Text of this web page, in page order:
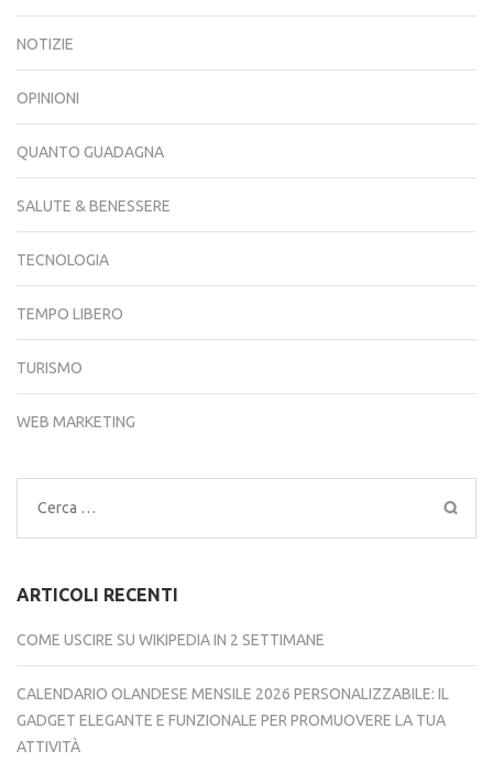
NOTIZIE
OPINIONI
QUANTO GUADAGNA
SALUTE & BENESSERE
TECNOLOGIA
TEMPO LIBERO
TURISMO
WEB MARKETING
Ricerca
per:
ARTICOLI RECENTI
COME USCIRE SU WIKIPEDIA IN 2 SETTIMANE
CALENDARIO OLANDESE MENSILE 2026 PERSONALIZZABILE: IL
GADGET ELEGANTE E FUNZIONALE PER PROMUOVERE LA TUA
ATTIVITÀ